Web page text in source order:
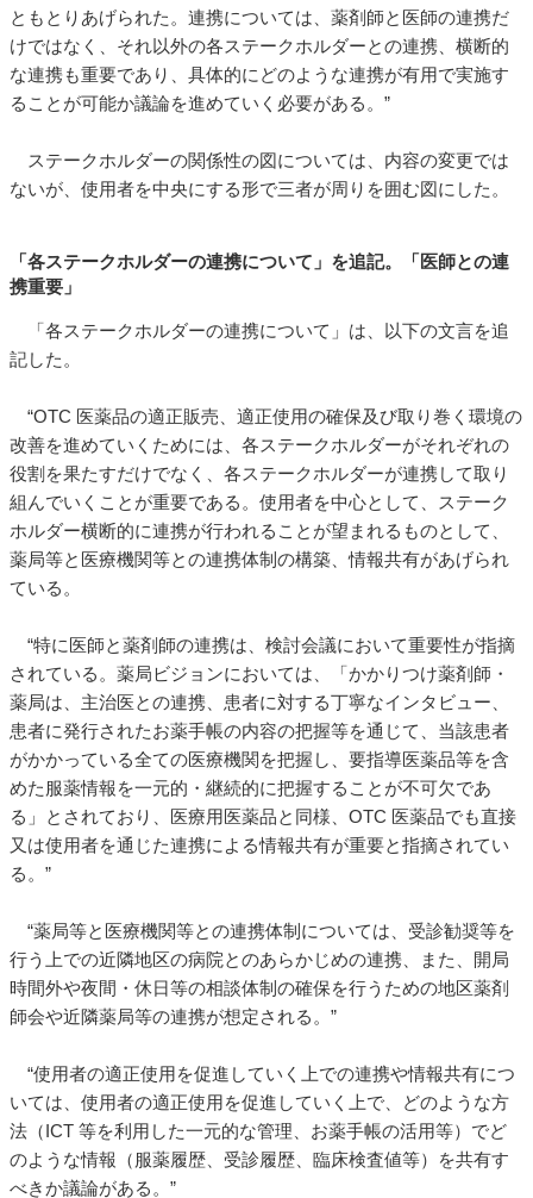
ともとりあげられた。連携については、薬剤師と医師の連携だ
けではなく、それ以外の各ステークホルダーとの連携、横断的
な連携も重要であり、具体的にどのような連携が有用で実施す
ることが可能か議論を進めていく必要がある。”
ステークホルダーの関係性の図については、内容の変更では
ないが、使用者を中央にする形で三者が周りを囲む図にした。
「各ステークホルダーの連携について」を追記。「医師との連
携重要」
「各ステークホルダーの連携について」は、以下の文言を追
記した。
“OTC 医薬品の適正販売、適正使用の確保及び取り巻く環境の
改善を進めていくためには、各ステークホルダーがそれぞれの
役割を果たすだけでなく、各ステークホルダーが連携して取り
組んでいくことが重要である。使用者を中心として、ステーク
ホルダー横断的に連携が行われることが望まれるものとして、
薬局等と医療機関等との連携体制の構築、情報共有があげられ
ている。
“特に医師と薬剤師の連携は、検討会議において重要性が指摘
されている。薬局ビジョンにおいては、「かかりつけ薬剤師・
薬局は、主治医との連携、患者に対する丁寧なインタビュー、
患者に発行されたお薬手帳の内容の把握等を通じて、当該患者
がかかっている全ての医療機関を把握し、要指導医薬品等を含
めた服薬情報を一元的・継続的に把握することが不可欠であ
る」とされており、医療用医薬品と同様、OTC 医薬品でも直接
又は使用者を通じた連携による情報共有が重要と指摘されてい
る。”
“薬局等と医療機関等との連携体制については、受診勧奨等を
行う上での近隣地区の病院とのあらかじめの連携、また、開局
時間外や夜間・休日等の相談体制の確保を行うための地区薬剤
師会や近隣薬局等の連携が想定される。”
“使用者の適正使用を促進していく上での連携や情報共有につ
いては、使用者の適正使用を促進していく上で、どのような方
法（ICT 等を利用した一元的な管理、お薬手帳の活用等）でど
のような情報（服薬履歴、受診履歴、臨床検査値等）を共有す
べきか議論がある。”